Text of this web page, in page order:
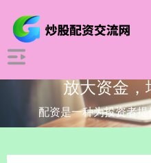
放大资金
配资是一种为投资者